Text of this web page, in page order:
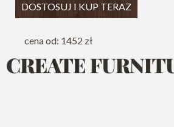
DOSTOSUJ I KUP TERAZ
cena od: 1452 zł